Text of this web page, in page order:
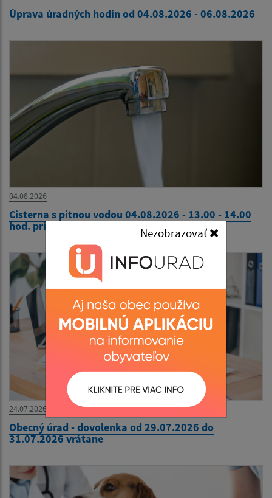
Nezobrazovať
Úprava úradných hodín od 04.08.2026 - 06.08.2026
04.08.2026
Cisterna s pitnou vodou 04.08.2026 - 13.00 - 14.00
hod. pri Komunitnom centre
24.07.2026
Obecný úrad - dovolenka od 29.07.2026 do
31.07.2026 vrátane